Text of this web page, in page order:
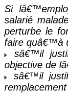
Si
salarié
perturbe le
faire quâ€™à
sâ€™il
objective de
sâ€™il